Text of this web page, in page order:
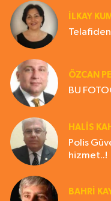
İLKAY
ÖZCAN
BU
HALIS
Polis
hizmet..!
BAHRI